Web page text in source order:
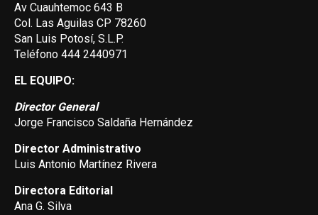
Av Cuauhtemoc 643 B
Col. Las Aguilas CP 78260
San Luis Potosí, S.L.P.
Teléfono 444 2440971
EL EQUIPO:
Director General
Jorge Francisco Saldaña Hernández
Director Administrativo
Luis Antonio Martínez Rivera
Directora Editorial
Ana G. Silva